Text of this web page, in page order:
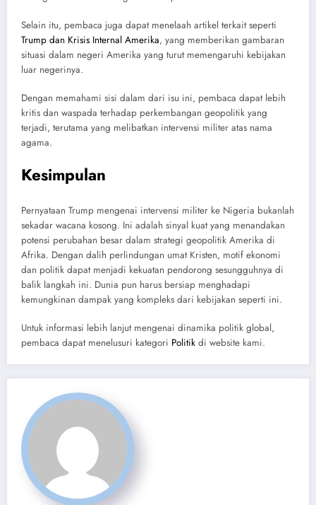
Selain itu, pembaca juga dapat menelaah artikel terkait seperti
Trump dan Krisis Internal Amerika, yang memberikan gambaran
situasi dalam negeri Amerika yang turut memengaruhi kebijakan
luar negerinya.
Dengan memahami sisi dalam dari isu ini, pembaca dapat lebih
kritis dan waspada terhadap perkembangan geopolitik yang
terjadi, terutama yang melibatkan intervensi militer atas nama
agama.
Kesimpulan
Pernyataan Trump mengenai intervensi militer ke Nigeria bukanlah
sekadar wacana kosong. Ini adalah sinyal kuat yang menandakan
potensi perubahan besar dalam strategi geopolitik Amerika di
Afrika. Dengan dalih perlindungan umat Kristen, motif ekonomi
dan politik dapat menjadi kekuatan pendorong sesungguhnya di
balik langkah ini. Dunia pun harus bersiap menghadapi
kemungkinan dampak yang kompleks dari kebijakan seperti ini.
Untuk informasi lebih lanjut mengenai dinamika politik global,
pembaca dapat menelusuri kategori Politik di website kami.